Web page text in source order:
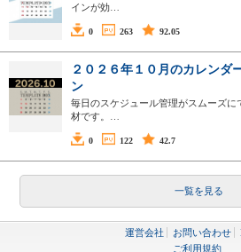
インが効…
0 263 92.05
２０２６年１０月のカレンダ
ン
毎日のスケジュール管理がスムーズ
材です。…
0 122 42.7
一覧を見る
運営会社 お問い合わせ
ご利用規約